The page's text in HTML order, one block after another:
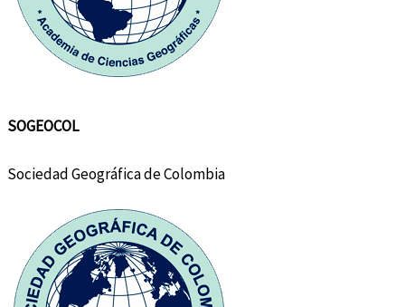
SOGEOCOL
Sociedad Geográfica de Colombia